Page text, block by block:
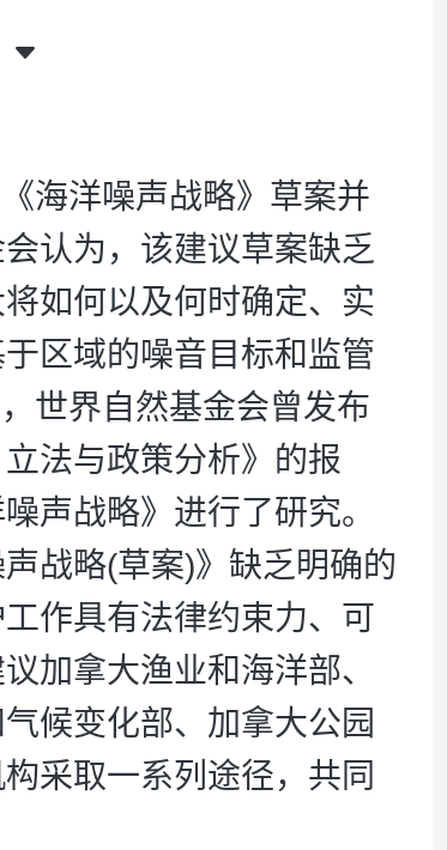
海洋噪声战略》草案并
认为，该建议草案缺乏
如何以及何时确定、实
区域的噪音目标和监管
世界自然基金会曾发布
法与政策分析》的报
声战略》进行了研究。
战略(草案)》缺乏明确的
作具有法律约束力、可
加拿大渔业和海洋部、
候变化部、加拿大公园
采取一系列途径，共同